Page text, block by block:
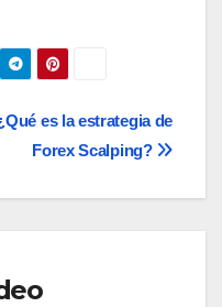
es la estrategia de
Forex Scalping?